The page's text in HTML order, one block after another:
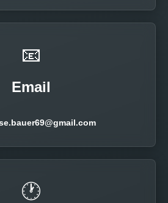
📧
Email
🕐